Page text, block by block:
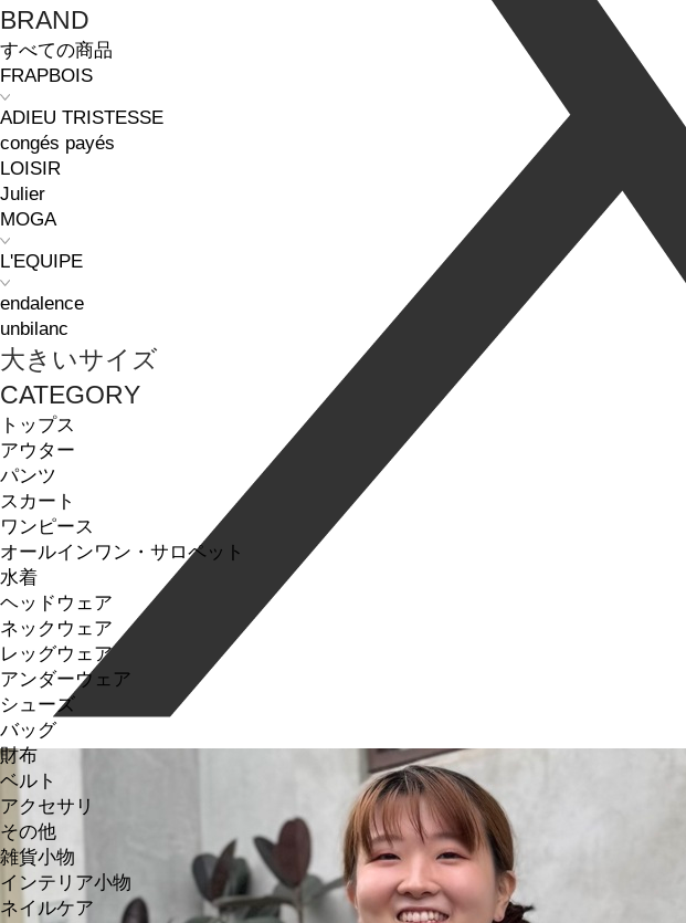
BRAND
すべての商品
FRAPBOIS
ADIEU TRISTESSE
congés payés
LOISIR
Julier
MOGA
L'EQUIPE
endalence
unbilanc
大きいサイズ
CATEGORY
トップス
アウター
パンツ
スカート
ワンピース
オールインワン・サロペット
水着
ヘッドウェア
ネックウェア
レッグウェア
アンダーウェア
シューズ
バッグ
財布
ベルト
アクセサリ
その他
雑貨小物
インテリア小物
ネイルケア